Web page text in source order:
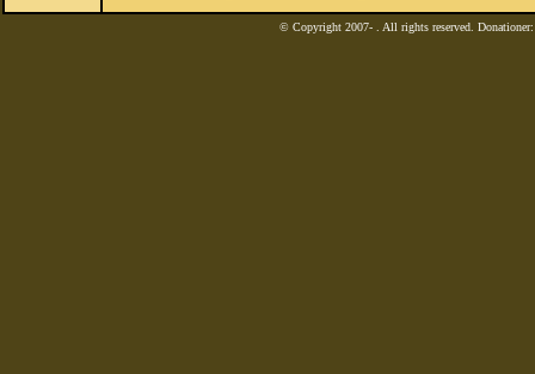
© Copyright 2007- . All rights reserved.